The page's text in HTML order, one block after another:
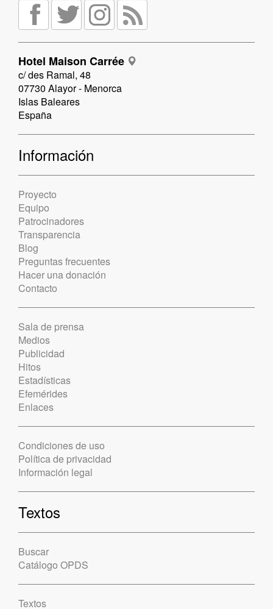
Hotel Maison Carrée
c/ des Ramal, 48
07730 Alayor - Menorca
Islas Baleares
España
Información
Proyecto
Equipo
Patrocinadores
Transparencia
Blog
Preguntas frecuentes
Hacer una donación
Contacto
Sala de prensa
Medios
Publicidad
Hitos
Estadísticas
Efemérides
Enlaces
Condiciones de uso
Política de privacidad
Información legal
Textos
Buscar
Catálogo OPDS
Textos